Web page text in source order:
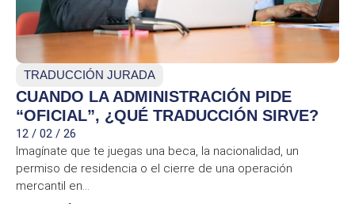
TRADUCCIÓN JURADA
CUANDO LA ADMINISTRACIÓN PIDE
“OFICIAL”, ¿QUÉ TRADUCCIÓN SIRVE?
12 / 02 / 26
Imagínate que te juegas una beca, la nacionalidad, un
permiso de residencia o el cierre de una operación
mercantil en...